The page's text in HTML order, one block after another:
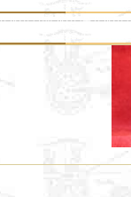
东方白书法 东方白草书 东方
方白篆书书法 书法 东方白书法